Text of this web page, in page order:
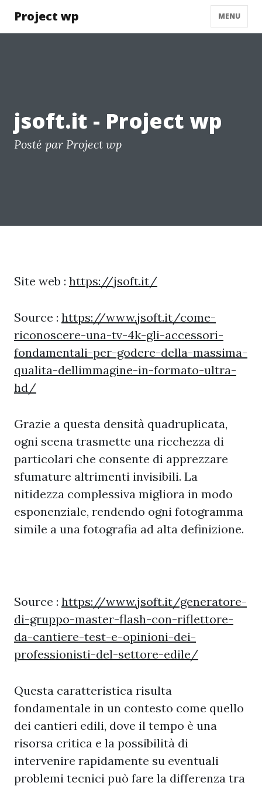
Project wp MENU
jsoft.it - Project wp
Posté par Project wp
Site web : https://jsoft.it/
Source : https://www.jsoft.it/come-
riconoscere-una-tv-4k-gli-accessori-
fondamentali-per-godere-della-massima-
qualita-dellimmagine-in-formato-ultra-
hd/
Grazie a questa densità quadruplicata,
ogni scena trasmette una ricchezza di
particolari che consente di apprezzare
sfumature altrimenti invisibili. La
nitidezza complessiva migliora in modo
esponenziale, rendendo ogni fotogramma
simile a una fotografia ad alta definizione.
Source : https://www.jsoft.it/generatore-
di-gruppo-master-flash-con-riflettore-
da-cantiere-test-e-opinioni-dei-
professionisti-del-settore-edile/
Questa caratteristica risulta
fondamentale in un contesto come quello
dei cantieri edili, dove il tempo è una
risorsa critica e la possibilità di
intervenire rapidamente su eventuali
problemi tecnici può fare la differenza tra